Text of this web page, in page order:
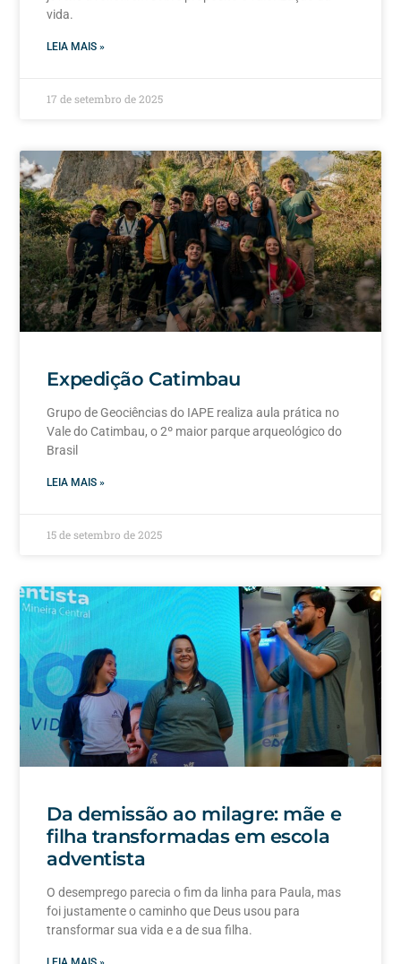
vida.
LEIA MAIS »
17 de setembro de 2025
Expedição Catimbau
Grupo de Geociências do IAPE realiza aula prática no
Vale do Catimbau, o 2º maior parque arqueológico do
Brasil
LEIA MAIS »
15 de setembro de 2025
Da demissão ao milagre: mãe e
filha transformadas em escola
adventista
O desemprego parecia o fim da linha para Paula, mas
foi justamente o caminho que Deus usou para
transformar sua vida e a de sua filha.